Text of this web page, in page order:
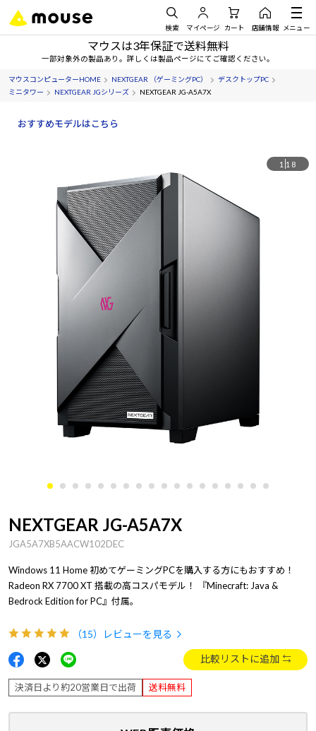
検索 マイページ カート 店舗情報 メニュー
マウスは3年保証で送料無料
一部対象外の製品あり。詳しくは製品ページにてご確認ください。
マウスコンピューターHOME NEXTGEAR （ゲーミングPC）
デスクトップPC
ミニタワー
NEXTGEAR JGシリーズ NEXTGEAR JG-A5A7X
おすすめモデルはこちら
1 18
NEXTGEAR JG-A5A7X
JGA5A7XB5AACW102DEC
Windows 11 Home 初めてゲーミングPCを購入する方にもおすすめ！
Radeon RX 7700 XT 搭載の高コスパモデル！ 『Minecraft: Java &
Bedrock Edition for PC』付属。
（15） レビューを見る
比較リストに追加
決済日より約20営業日で出荷 送料無料